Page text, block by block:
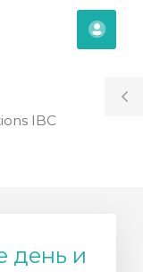
IBC
день и